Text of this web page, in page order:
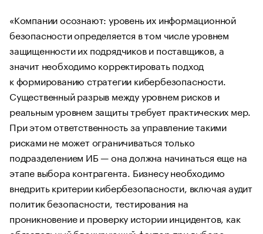
«Компании осознают: уровень их информационной
безопасности определяется в том числе уровнем
защищенности их подрядчиков и поставщиков, а
значит необходимо корректировать подход
к формированию стратегии кибербезопасности.
Существенный разрыв между уровнем рисков и
реальным уровнем защиты требует практических мер.
При этом ответственность за управление такими
рисками не может ограничиваться только
подразделением ИБ — она должна начинаться еще на
этапе выбора контрагента. Бизнесу необходимо
внедрить критерии кибербезопасности, включая аудит
политик безопасности, тестирования на
проникновение и проверку истории инцидентов, как